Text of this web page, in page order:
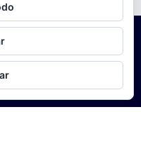
cómo gestionar las cookies,